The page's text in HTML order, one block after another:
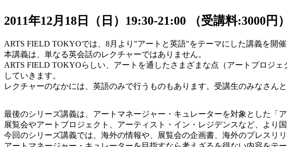
2011年12月18日（日）19:30-21:00 （受講料:3000円）
ARTS FIELD TOKYOでは、8月より"アートと英語"をテーマにした講義を開催
本講義は、単なる英会話のレクチャーではありません。
ARTS FIELD TOKYOらしい、アートを通したさまざまな点（アートプロジ
していきます。
レクチャーのなかには、英語のみで行うものもあります。受講生のみなさん
最後のシリーズ講義は、アートマネージャー・キュレーターを対象とした「
展覧会やアートプロジェクト、アーティスト・イン・レジデンスなど、より
今回のシリーズ講義では、海外の情報や、展覧会の企画書、海外のプレスリリ